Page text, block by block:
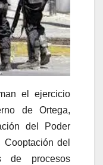
el ejercicio
de Ortega,
del Poder
Cooptación del
de procesos